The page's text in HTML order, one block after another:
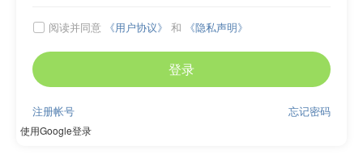
 阅读并同意 《用户协议》 和 《隐私声明》
登录
忘记密码
注册帐号
使用Google登录